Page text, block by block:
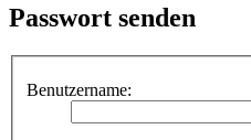
Passwort senden
Benutzername: